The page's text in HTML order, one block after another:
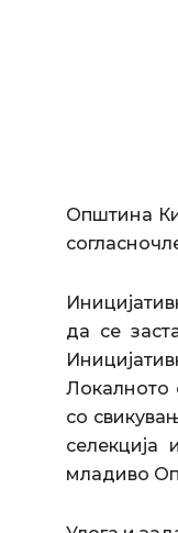
Општина
да се
Локалното
со
младиво